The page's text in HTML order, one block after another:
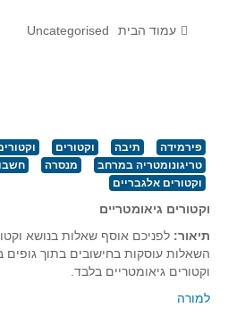
תוצרים מימי עיון וסדנאות - "קשר
מדורי המרכז
אלגברה
אלגברה
פונקציות
עמוד הבית Uncategorised
פירמידה תיבה וקטורים
טריגונומטריה במרחב
מנסרה
וקטורים אלגבריים
וקטורים גיאומטריים
תיאור:
השאלות עוסקות בחישובים בתוך
וקטורים גיאומטריים בלבד.
למורה